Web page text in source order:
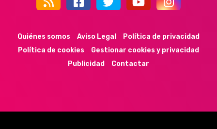
44k 9k 35k 352
Quiénes somos Aviso Legal
Política de privacidad
Política de cookies
Gestionar cookies y privacidad
Publicidad
Contactar